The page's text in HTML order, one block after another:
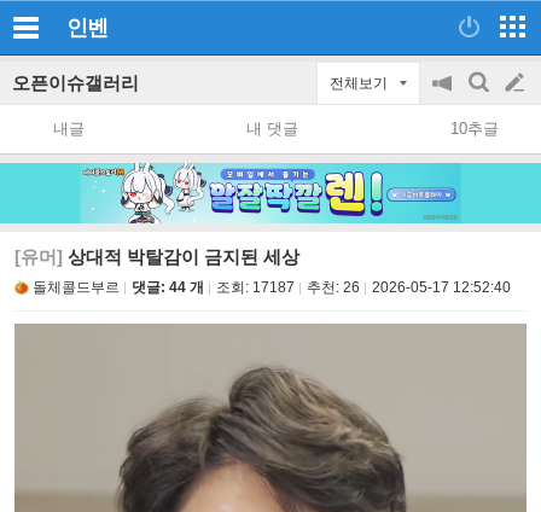
인벤
오픈이슈갤러리 전체보기
공
지
on/off
검
색
글
쓰
내글 내 댓글 10추글
[유머] 상대적 박탈감이 금지된 세상
돌체콜드부르 댓글: 44 개 조회: 17187 추천: 26 2026-05-17 12:52:40